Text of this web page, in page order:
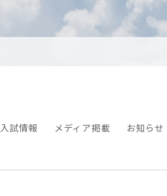
入試情報 メディア掲載 お知らせ